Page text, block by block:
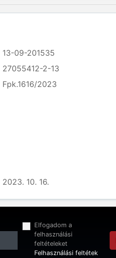
13-09-201535
27055412-2-13
Fpk.1616/2023
2023. 10. 16.
Elfogadom a
felhasználási
feltételeket
Felhasználási feltétek